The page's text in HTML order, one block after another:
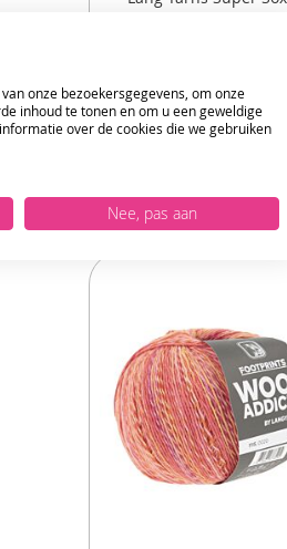
In Winkelmand
onze bezoekersgegevens, om onze
inhoud te tonen en om u een geweldige
over de cookies die we gebruiken
Nee, pas aan